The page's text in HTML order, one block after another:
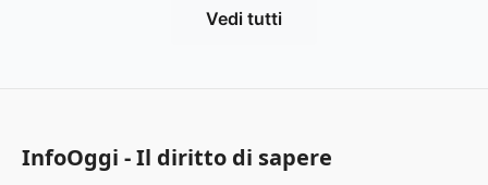
Vedi tutti
InfoOggi - Il diritto di sapere